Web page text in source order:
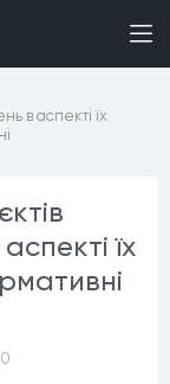
в аспекті їх
їх
0